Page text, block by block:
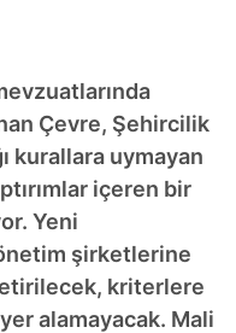
Çevre, Şehircilik
kurallara uymayan
içeren bir
Yeni
şirketlerine
kriterlere
alamayacak. Mali